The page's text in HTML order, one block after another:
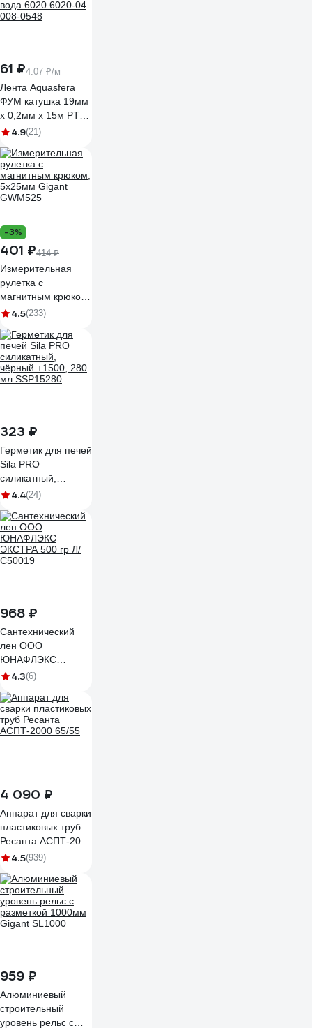
61 ₽4.07 ₽/м
Лента Aquasfera
ФУМ катушка 19мм
х 0,2мм х 15м PTFE
вода 6020 6020-04
4.9(21)
-3%
401 ₽414 ₽
Измерительная
рулетка с
магнитным крюком,
5x25мм Gigant
4.5(233)
323 ₽
Герметик для печей
Sila PRO
силикатный,
чёрный +1500, 280
4.4(24)
968 ₽
Сантехнический
лен ООО
ЮНАФЛЭКС
ЭКСТРА 500 гр Л/
4.3(6)
4 090 ₽
Аппарат для сварки
пластиковых труб
Ресанта АСПТ-2000
65/55
4.5(939)
959 ₽
Алюминиевый
строительный
уровень рельс с